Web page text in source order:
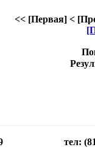
<< [Первая] <
тел: